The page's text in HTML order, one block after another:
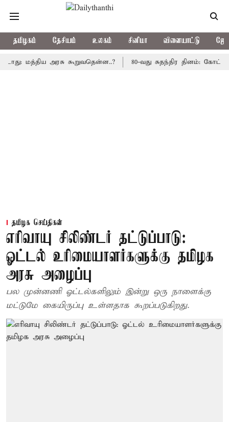
தமிழகம் தேசியம் உலகம் சினிமா விளையாட்டு
அரசு கூறுவதென்ன..? 80-வது சுதந்திர தினம்: கோட்டை
தமிழக செய்திகள்
எரிவாயு சிலிண்டர் தட்டுப்பாடு:
ஓட்டல் உரிமையாளர்களுக்கு தமிழக
அரசு அழைப்பு
பல முன்னணி ஓட்டல்களிலும் இன்று ஒரு நாளைக்கு
மட்டுமே கையிருப்பு உள்ளதாக கூறப்படுகிறது.